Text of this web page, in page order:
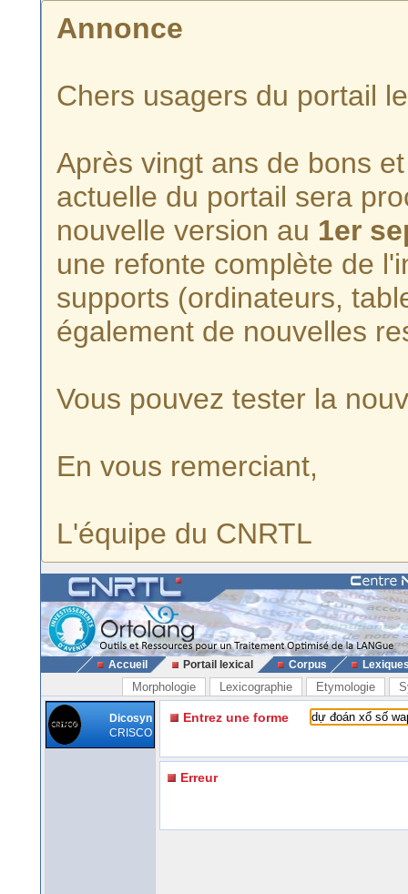
Annonce
Chers usagers du portail
Après vingt ans de bons
actuelle du portail sera
nouvelle version au 1er
une refonte complète de
supports (ordinateurs,
également de nouvelles
Vous pouvez tester la
En vous remerciant,
L'équipe du CNRTL
Accueil Portail lexical Corpus
Morphologie Lexicographie Etymologie
Dicosyn
CRISCO
Entrez une forme
Erreur